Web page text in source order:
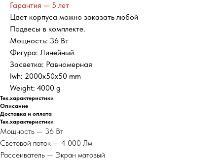
Гарантия — 5 лет
Цвет корпуса можно заказать любой
Подвесы в комплекте.
Мощность: 36 Вт
Фигура: Линейный
Засветка: Равномерная
lwh: 2000x50x50 mm
Weight: 4000 g
Тех.характеристики
Описание
Доставка и оплата
Тех.характеристики
Мощность — 36 Вт
Световой поток — 4 000 Лм
Рассеиватель — Экран матовый